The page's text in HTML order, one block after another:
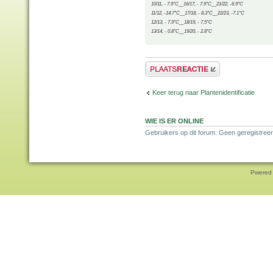
10/11, - 7.9°C__16/17, - 7.9°C__21/22, -6.9°C
11/12, -14.7°C__17/18, - 8.3°C__22/23, -7.1°C
12/13, - 7.9°C__18/19, - 7.5°C
13/14, - 0.8°C__19/20, - 2.8°C
Plaats een reactie
Keer terug naar Plantenidentificatie
WIE IS ER ONLINE
Gebruikers op dit forum: Geen